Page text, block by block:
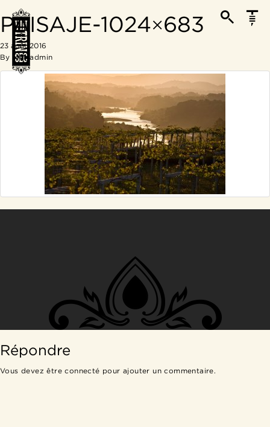
PAISAJE-1024×683
23 août 2016
By
MM_admin
Répondre
Vous devez êtreconnecté pour ajouter un commentaire.